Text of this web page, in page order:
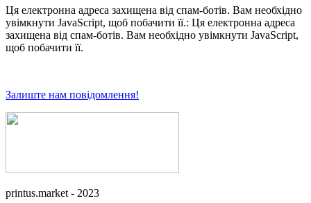
Ця електронна адреса захищена від спам-ботів. Вам необхідно
увімкнути JavaScript, щоб побачити її.: Ця електронна адреса
захищена від спам-ботів. Вам необхідно увімкнути JavaScript,
щоб побачити її.
Залиште нам повідомлення!
printus.market - 2023